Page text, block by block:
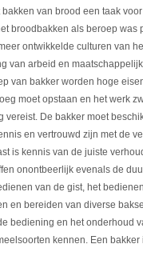
van brood een taak
broodbakken als beroep was
ontwikkelde culturen van
van arbeid en
van bakker worden hoge
moet opstaan en het werk
vereist. De bakker moet
en vertrouwd zijn met de
is kennis van de juiste
onontbeerlijk evenals de
van de gist, het
en bereiden van diverse
bediening en het onderhoud
kennen. Een